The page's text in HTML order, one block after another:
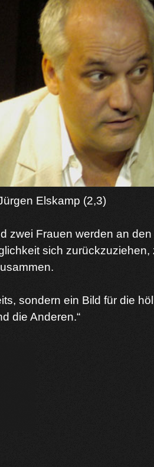
Elskamp (2,3)
zwei Frauen werden an
sich
sondern ein Bild für die
die Anderen.“